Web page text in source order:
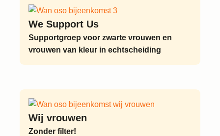
We Support Us
Supportgroep voor zwarte vrouwen en
vrouwen van kleur in echtscheiding
Wij vrouwen
Zonder filter!